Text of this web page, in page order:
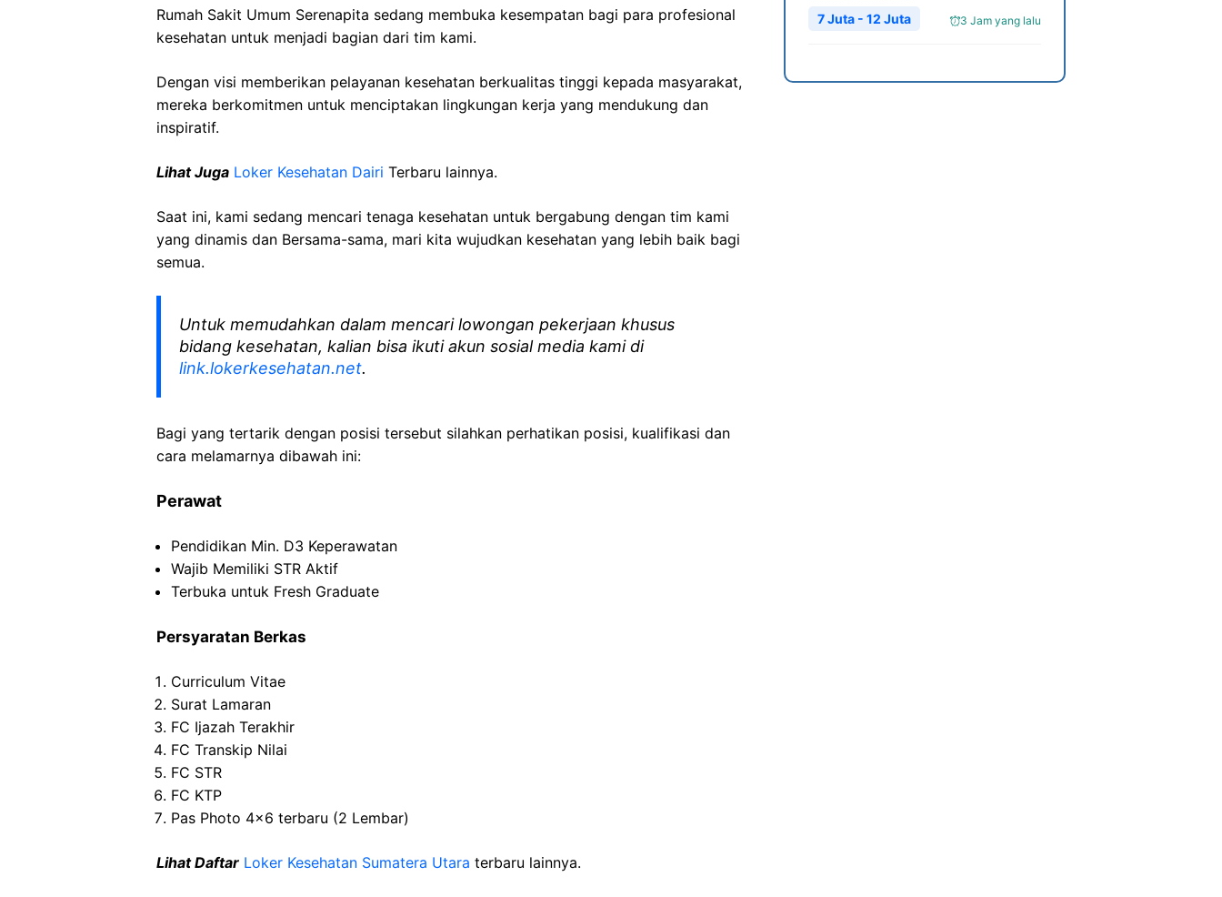
Rumah Sakit Umum Serenapita sedang membuka kesempatan bagi para profesional
kesehatan untuk menjadi bagian dari tim kami.
Dengan visi memberikan pelayanan kesehatan berkualitas tinggi kepada masyarakat,
mereka berkomitmen untuk menciptakan lingkungan kerja yang mendukung dan
inspiratif.
Lihat Juga Loker Kesehatan Dairi Terbaru lainnya.
Saat ini, kami sedang mencari tenaga kesehatan untuk bergabung dengan tim kami
yang dinamis dan Bersama-sama, mari kita wujudkan kesehatan yang lebih baik bagi
semua.
Untuk memudahkan dalam mencari lowongan pekerjaan khusus
bidang kesehatan, kalian bisa ikuti akun sosial media kami di
link.lokerkesehatan.net.
Bagi yang tertarik dengan posisi tersebut silahkan perhatikan posisi, kualifikasi dan
cara melamarnya dibawah ini:
Perawat
Pendidikan Min. D3 Keperawatan
Wajib Memiliki STR Aktif
Terbuka untuk Fresh Graduate
Persyaratan Berkas
Curriculum Vitae
Surat Lamaran
FC Ijazah Terakhir
FC Transkip Nilai
FC STR
FC KTP
Pas Photo 4×6 terbaru (2 Lembar)
Lihat Daftar Loker Kesehatan Sumatera Utara terbaru lainnya.
3 Jam yang lalu
7 Juta - 12 Juta